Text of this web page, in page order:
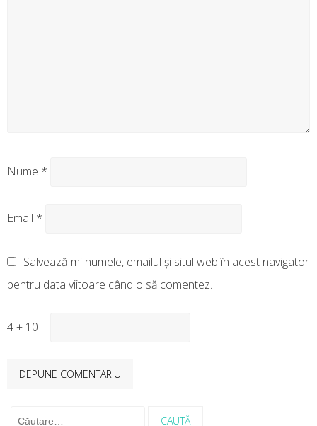
Nume *
Email *
Salvează-mi numele, emailul și situl web în acest navigator
pentru data viitoare când o să comentez.
4 + 10 =
Caută